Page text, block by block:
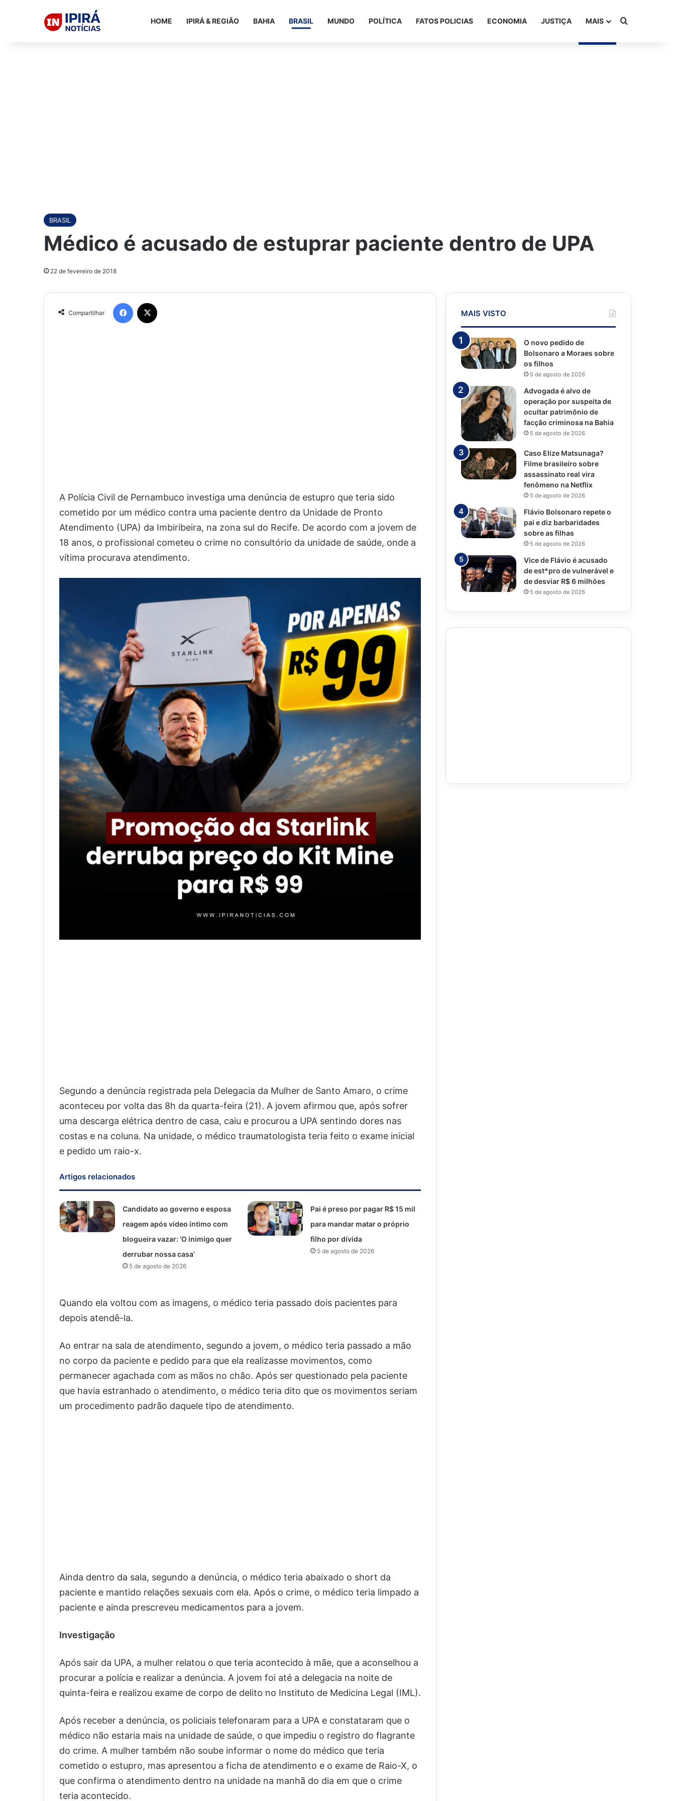
HOME IPIRÁ & REGIÃO BAHIA BRASIL MUNDO POLÍTICA FATOS POLICIAS ECONOMIA JUSTIÇA MAIS Procurar
BRASIL
Médico é acusado de estuprar paciente dentro de UPA
22 de fevereiro de 2018
Compartilhar
A Polícia Civil de Pernambuco investiga uma denúncia de estupro que teria sido
cometido por um médico contra uma paciente dentro da Unidade de Pronto
Atendimento (UPA) da Imbiribeira, na zona sul do Recife. De acordo com a jovem de
18 anos, o profissional cometeu o crime no consultório da unidade de saúde, onde a
vítima procurava atendimento.
Segundo a denúncia registrada pela Delegacia da Mulher de Santo Amaro, o crime
aconteceu por volta das 8h da quarta-feira (21). A jovem afirmou que, após sofrer
uma descarga elétrica dentro de casa, caiu e procurou a UPA sentindo dores nas
costas e na coluna. Na unidade, o médico traumatologista teria feito o exame inicial
e pedido um raio-x.
Artigos relacionados
Candidato ao governo e esposa
reagem após vídeo íntimo com
blogueira vazar: ‘O inimigo quer
derrubar nossa casa’
5 de agosto de 2026
Pai é preso por pagar R$ 15 mil
para mandar matar o próprio
filho por dívida
5 de agosto de 2026
Quando ela voltou com as imagens, o médico teria passado dois pacientes para
depois atendê-la.
Ao entrar na sala de atendimento, segundo a jovem, o médico teria passado a mão
no corpo da paciente e pedido para que ela realizasse movimentos, como
permanecer agachada com as mãos no chão. Após ser questionado pela paciente
que havia estranhado o atendimento, o médico teria dito que os movimentos seriam
um procedimento padrão daquele tipo de atendimento.
Ainda dentro da sala, segundo a denúncia, o médico teria abaixado o short da
paciente e mantido relações sexuais com ela. Após o crime, o médico teria limpado a
paciente e ainda prescreveu medicamentos para a jovem.
Investigação
Após sair da UPA, a mulher relatou o que teria acontecido à mãe, que a aconselhou a
procurar a polícia e realizar a denúncia. A jovem foi até a delegacia na noite de
quinta-feira e realizou exame de corpo de delito no Instituto de Medicina Legal (IML).
Após receber a denúncia, os policiais telefonaram para a UPA e constataram que o
médico não estaria mais na unidade de saúde, o que impediu o registro do flagrante
do crime. A mulher também não soube informar o nome do médico que teria
cometido o estupro, mas apresentou a ficha de atendimento e o exame de Raio-X, o
que confirma o atendimento dentro na unidade na manhã do dia em que o crime
teria acontecido.
MAIS VISTO
O novo pedido de
Bolsonaro a Moraes sobre
os filhos
5 de agosto de 2026
Advogada é alvo de
operação por suspeita de
ocultar patrimônio de
facção criminosa na Bahia
5 de agosto de 2026
Caso Elize Matsunaga?
Filme brasileiro sobre
assassinato real vira
fenômeno na Netflix
5 de agosto de 2026
Flávio Bolsonaro repete o
pai e diz barbaridades
sobre as filhas
5 de agosto de 2026
Vice de Flávio é acusado
de est*pro de vulnerável e
de desviar R$ 6 milhões
5 de agosto de 2026